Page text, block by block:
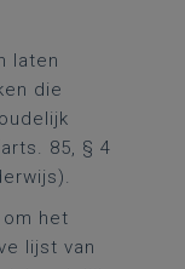
laten
die
85, § 4
het
lijst van